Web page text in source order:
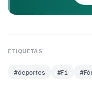
ETIQUETAS
#deportes #F1 #